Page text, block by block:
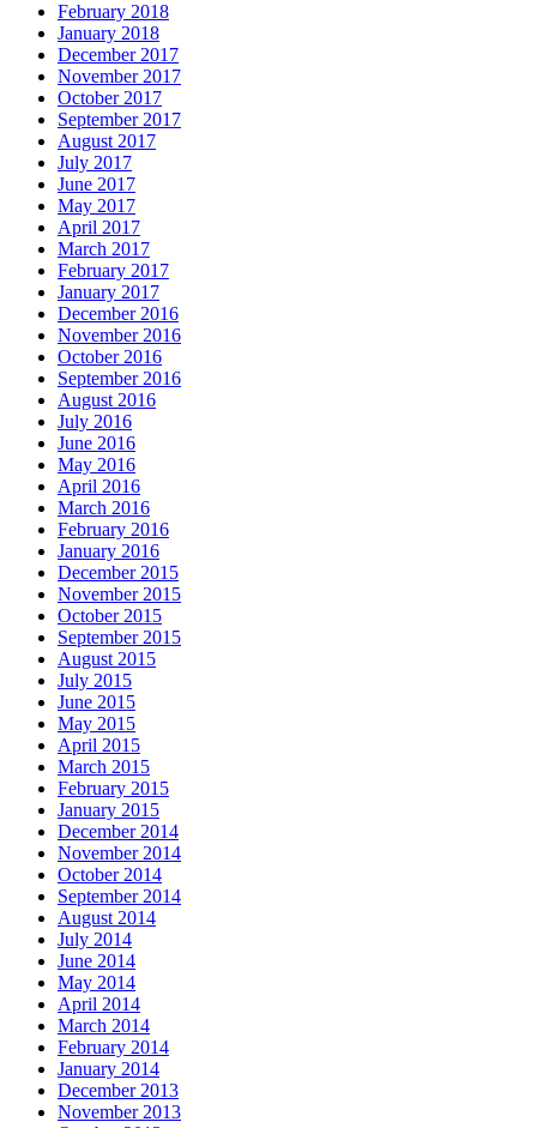
February 2018
January 2018
December 2017
November 2017
October 2017
September 2017
August 2017
July 2017
June 2017
May 2017
April 2017
March 2017
February 2017
January 2017
December 2016
November 2016
October 2016
September 2016
August 2016
July 2016
June 2016
May 2016
April 2016
March 2016
February 2016
January 2016
December 2015
November 2015
October 2015
September 2015
August 2015
July 2015
June 2015
May 2015
April 2015
March 2015
February 2015
January 2015
December 2014
November 2014
October 2014
September 2014
August 2014
July 2014
June 2014
May 2014
April 2014
March 2014
February 2014
January 2014
December 2013
November 2013